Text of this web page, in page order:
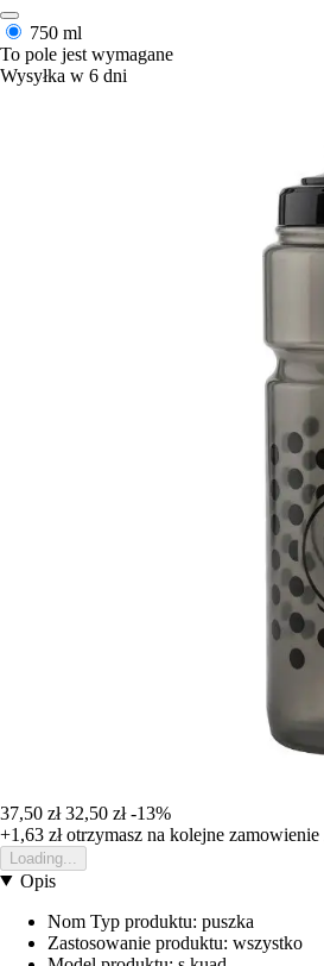
750 ml
To pole jest wymagane
Wysyłka w 6 dni
37,50 zł 32,50 zł -13%
+1,63 złotrzymasz na kolejne zamowienie
Loading...
Opis
Nom Typ produktu: puszka
Zastosowanie produktu: wszystko